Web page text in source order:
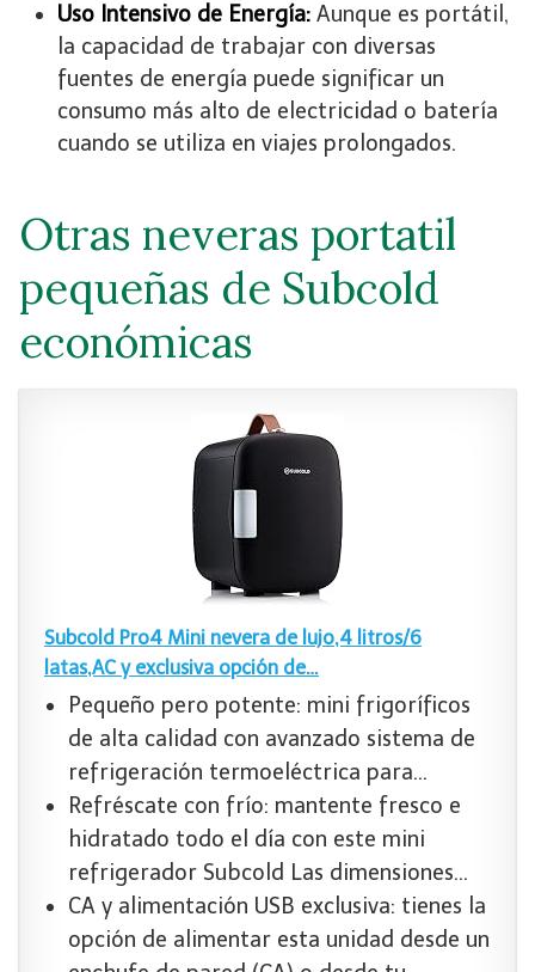
Uso Intensivo de Energía: Aunque es portátil,
la capacidad de trabajar con diversas
fuentes de energía puede significar un
consumo más alto de electricidad o batería
cuando se utiliza en viajes prolongados.
Otras neveras portatil
pequeñas de Subcold
económicas
Subcold Pro4 Mini nevera de lujo,4 litros/6
latas,AC y exclusiva opción de…
Pequeño pero potente: mini frigoríficos
de alta calidad con avanzado sistema de
refrigeración termoeléctrica para…
Refréscate con frío: mantente fresco e
hidratado todo el día con este mini
refrigerador Subcold Las dimensiones…
CA y alimentación USB exclusiva: tienes la
opción de alimentar esta unidad desde un